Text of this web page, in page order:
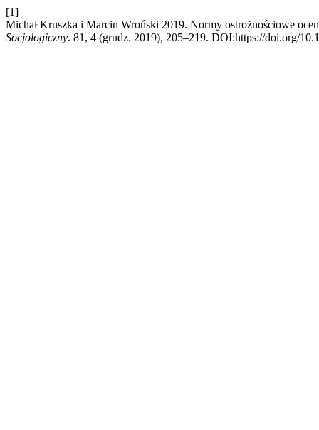
[1]
Michał Kruszka i Marcin Wroński 2019. Normy ostrożnościowe
Socjologiczny. 81, 4 (grudz. 2019), 205–219. DOI:https://doi.org/